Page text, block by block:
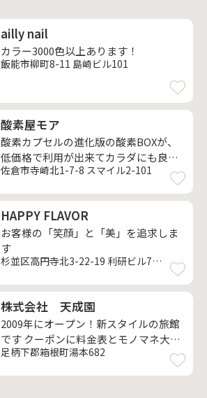
ailly nail
カラー3000色以上あります！
飯能市柳町8-11 島崎ビル101
酸素屋モア
酸素カプセルの進化版の酸素BOXが、
低価格で利用が出来てカラダにも良く
免疫力も上げられる
佐倉市寺崎北1-7-8 スマイル2-101
HAPPY FLAVOR
お客様の「笑顔」と「美」を追求しま
す
杉並区高円寺北3-22-19 利研ビル703
株式会社 天成園
2009年にオープン！新スタイルの旅館
です クーポンに料金表とモノマネ大会
ご案内
足柄下郡箱根町湯本682